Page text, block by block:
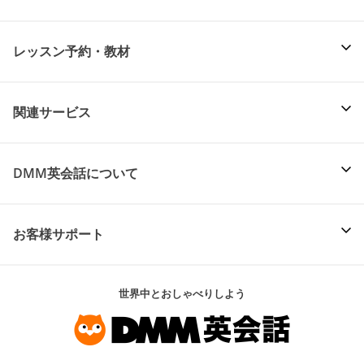
レッスン予約・教材
関連サービス
DMM英会話について
お客様サポート
世界中とおしゃべりしよう